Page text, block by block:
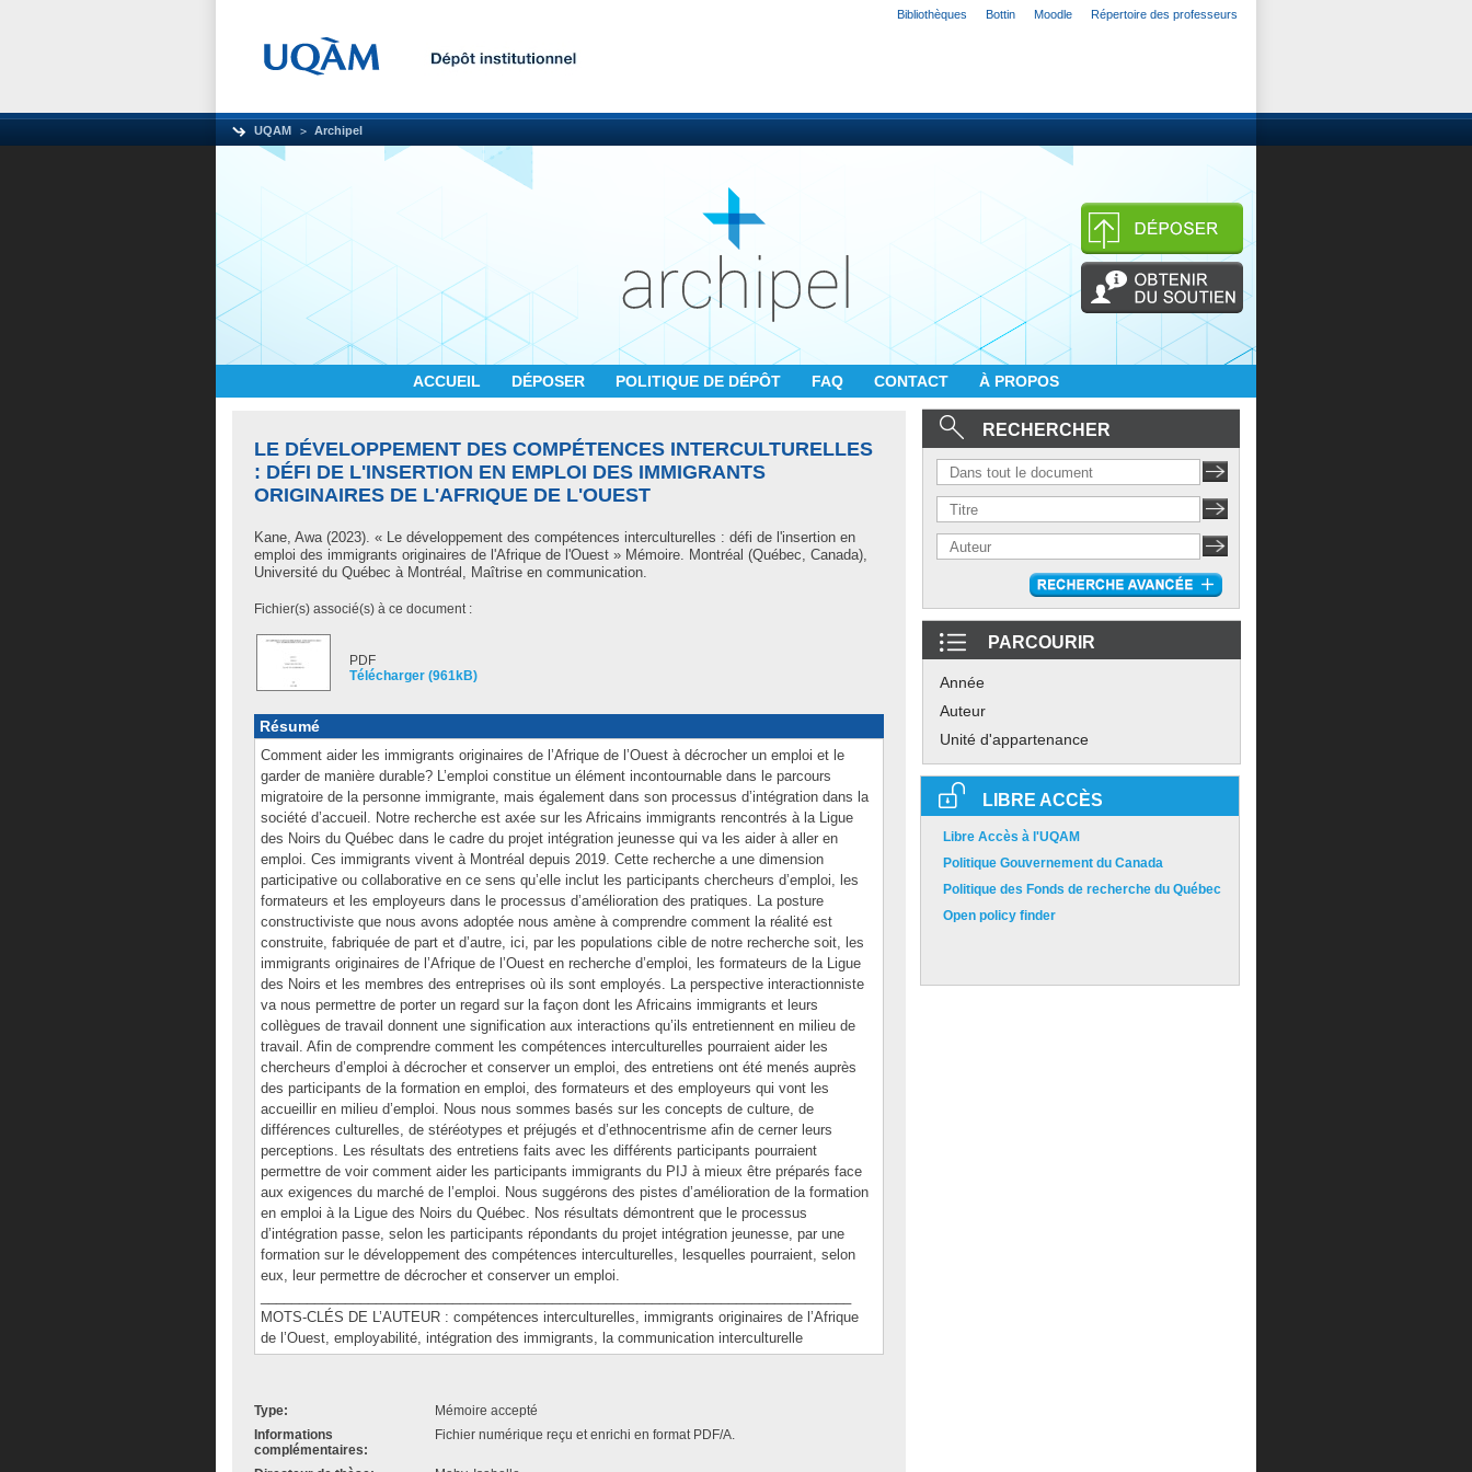
Bibliothèques Bottin Moodle Répertoire des professeurs
UQAM Archipel
ACCUEIL DÉPOSER POLITIQUE DE DÉPÔT FAQ CONTACT À PROPOS
LE DÉVELOPPEMENT DES COMPÉTENCES INTERCULTURELLES
: DÉFI DE L'INSERTION EN EMPLOI DES IMMIGRANTS
ORIGINAIRES DE L'AFRIQUE DE L'OUEST
Kane, Awa(2023). « Le développement des compétences interculturelles : défi de l'insertion en
emploi des immigrants originaires de l'Afrique de l'Ouest » Mémoire. Montréal (Québec, Canada),
Université du Québec à Montréal, Maîtrise en communication.
Fichier(s) associé(s) à ce document :
PDF
Télécharger (961kB)
Résumé
Comment aider les immigrants originaires de l’Afrique de l’Ouest à décrocher un emploi et le
garder de manière durable? L’emploi constitue un élément incontournable dans le parcours
migratoire de la personne immigrante, mais également dans son processus d’intégration dans la
société d’accueil. Notre recherche est axée sur les Africains immigrants rencontrés à la Ligue
des Noirs du Québec dans le cadre du projet intégration jeunesse qui va les aider à aller en
emploi. Ces immigrants vivent à Montréal depuis 2019. Cette recherche a une dimension
participative ou collaborative en ce sens qu’elle inclut les participants chercheurs d’emploi, les
formateurs et les employeurs dans le processus d’amélioration des pratiques. La posture
constructiviste que nous avons adoptée nous amène à comprendre comment la réalité est
construite, fabriquée de part et d’autre, ici, par les populations cible de notre recherche soit, les
immigrants originaires de l’Afrique de l’Ouest en recherche d’emploi, les formateurs de la Ligue
des Noirs et les membres des entreprises où ils sont employés. La perspective interactionniste
va nous permettre de porter un regard sur la façon dont les Africains immigrants et leurs
collègues de travail donnent une signification aux interactions qu’ils entretiennent en milieu de
travail. Afin de comprendre comment les compétences interculturelles pourraient aider les
chercheurs d’emploi à décrocher et conserver un emploi, des entretiens ont été menés auprès
des participants de la formation en emploi, des formateurs et des employeurs qui vont les
accueillir en milieu d’emploi. Nous nous sommes basés sur les concepts de culture, de
différences culturelles, de stéréotypes et préjugés et d’ethnocentrisme afin de cerner leurs
perceptions. Les résultats des entretiens faits avec les différents participants pourraient
permettre de voir comment aider les participants immigrants du PIJ à mieux être préparés face
aux exigences du marché de l’emploi. Nous suggérons des pistes d’amélioration de la formation
en emploi à la Ligue des Noirs du Québec. Nos résultats démontrent que le processus
d’intégration passe, selon les participants répondants du projet intégration jeunesse, par une
formation sur le développement des compétences interculturelles, lesquelles pourraient, selon
eux, leur permettre de décrocher et conserver un emploi.
MOTS-CLÉS DE L’AUTEUR : compétences interculturelles, immigrants originaires de l’Afrique
de l’Ouest, employabilité, intégration des immigrants, la communication interculturelle
Type:
Mémoire accepté
Informations
complémentaires:
Fichier numérique reçu et enrichi en format PDF/A.
RECHERCHER
PARCOURIR
Année
Auteur
Unité d'appartenance
LIBRE ACCÈS
Libre Accès à l'UQAM
Politique Gouvernement du Canada
Politique des Fonds de recherche du Québec
Open policy finder